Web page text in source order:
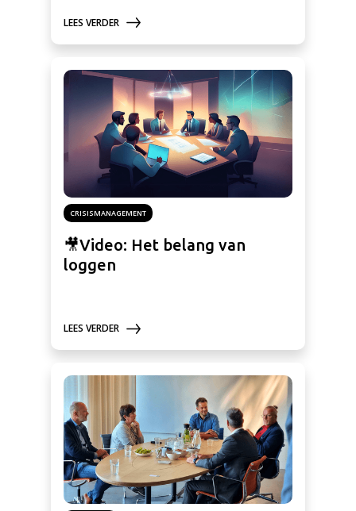
LEES VERDER
CRISISMANAGEMENT
🎥Video: Het belang van
loggen
LEES VERDER